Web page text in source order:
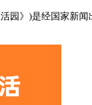
活园》)是经国家新